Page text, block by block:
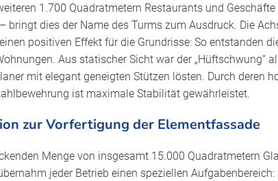
1.700 Quadratmetern Restaurants und
bringt dies der Name des Turms zum Ausdruck. Die
positiven Effekt für die Grundrisse: So entstanden
Aus statischer Sicht war der „Hüftschwung“
mit elegant geneigten Stützen lösten. Durch deren
ist maximale Stabilität gewährleistet.
zur Vorfertigung der Elementfassade
Menge von insgesamt 15.000 Quadratmetern
jeder Betrieb einen speziellen